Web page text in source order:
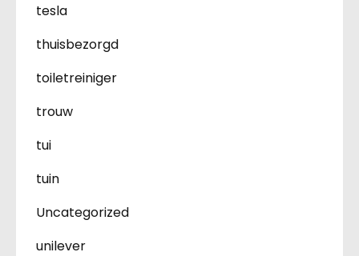
tesla
thuisbezorgd
toiletreiniger
trouw
tui
tuin
Uncategorized
unilever